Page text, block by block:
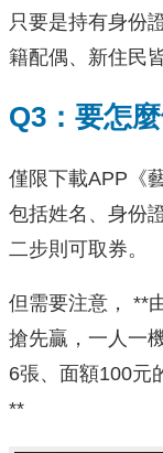
只要是持有身份
籍配偶、新住民皆
Q3：要怎
僅限下載APP《
包括姓名、身份
二步則可取券。
但需要注意， **
搶先贏，一人一
6張、面額100元
**